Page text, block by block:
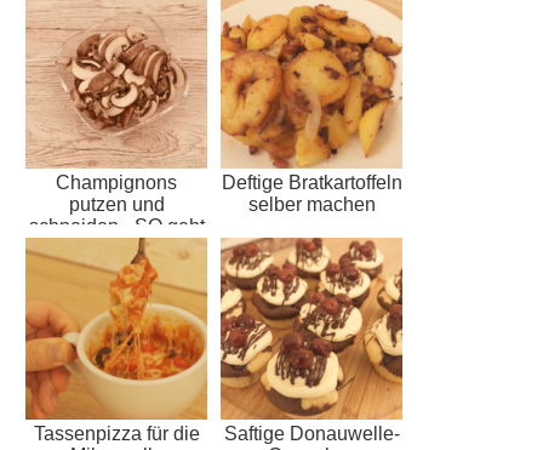
Champignons
putzen und
schneiden - SO geht
Deftige Bratkartoffeln
selber machen
Tassenpizza für die
Saftige Donauwelle-